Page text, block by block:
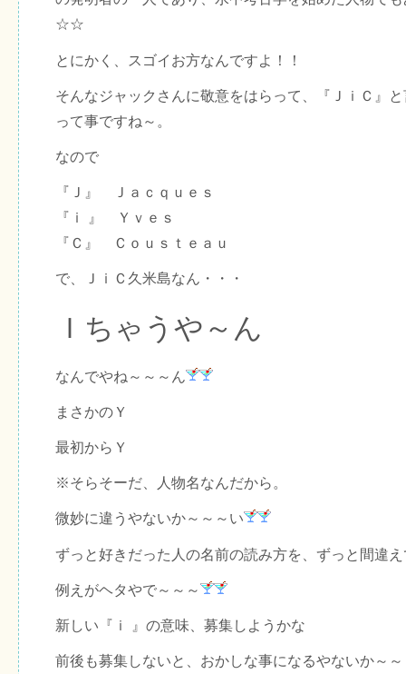
☆☆
とにかく、スゴイお方なんですよ！！
そんなジャックさんに敬意をはらって、『ＪｉＣ』
って事ですね～。
なので
『Ｊ』 Ｊａｃｑｕｅｓ
『ｉ 』 Ｙｖｅｓ
『Ｃ』 Ｃｏｕｓｔｅａｕ
で、ＪｉＣ久米島なん・・・
Ｉちゃうや～ん
なんでやね～～～ん
まさかのＹ
最初からＹ
※そらそーだ、人物名なんだから。
微妙に違うやないか～～～い
ずっと好きだった人の名前の読み方を、ずっと間違
例えがヘタやで～～～
新しい『ｉ 』の意味、募集しようかな
前後も募集しないと、おかしな事になるやないか～